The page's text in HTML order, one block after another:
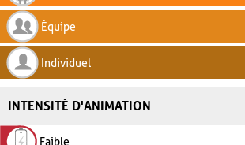
Équipe
Individuel
INTENSITÉ D'ANIMATION
Faible